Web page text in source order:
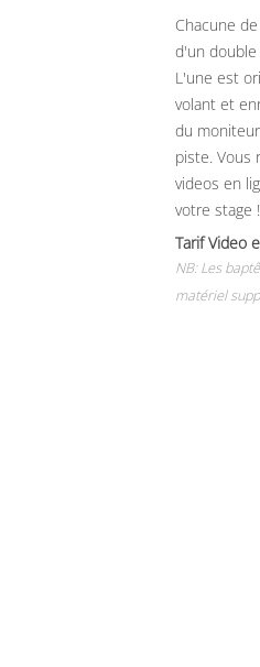
Chacune
d'un
L'une est
volant et
du
piste. Vous
videos en
votre stage !
Tarif Video
NB: Les
matériel